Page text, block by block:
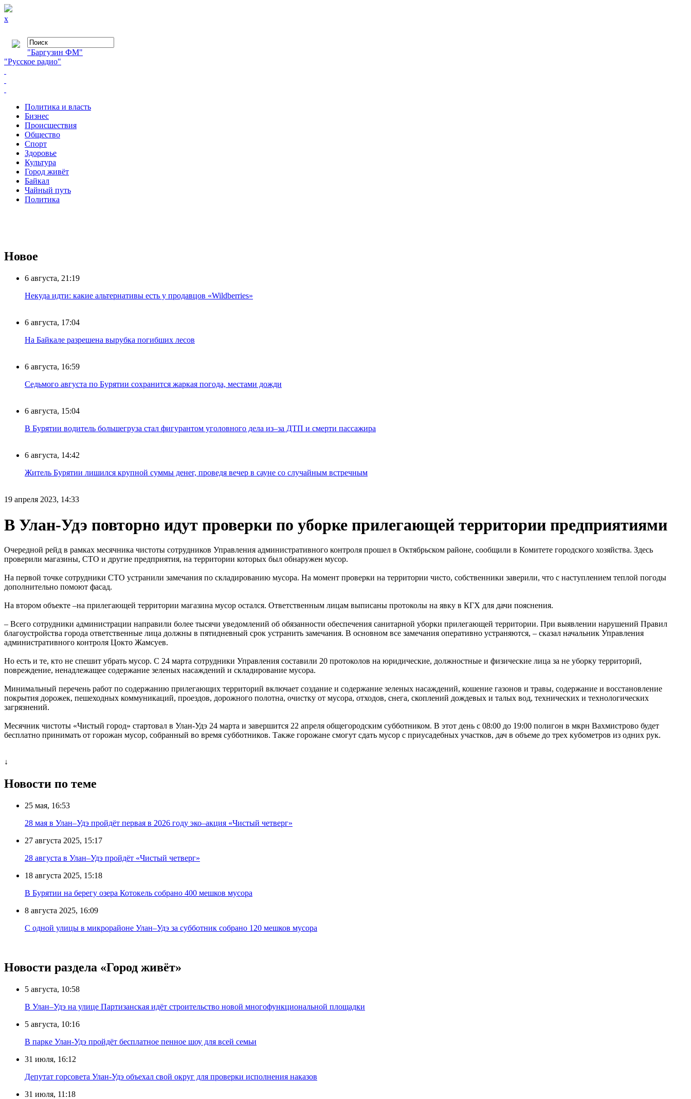
x
"Баргузин ФМ"
"Русское радио"
Политика и власть
Бизнес
Происшествия
Общество
Cпорт
Здоровье
Культура
Город живёт
Байкал
Чайный путь
Политика
Новое
6 августа, 21:19
Некуда идти: какие альтернативы есть у продавцов «Wildberries»
6 августа, 17:04
На Байкале разрешена вырубка погибших лесов
6 августа, 16:59
Седьмого августа по Бурятии сохранится жаркая погода, местами дожди
6 августа, 15:04
В Бурятии водитель большегруза стал фигурантом уголовного дела из–за ДТП и смерти пассажира
6 августа, 14:42
Житель Бурятии лишился крупной суммы денег, проведя вечер в сауне со случайным встречным
19 апреля 2023, 14:33
В Улан-Удэ повторно идут проверки по уборке прилегающей территории предприятиями
Очередной рейд в рамках месячника чистоты сотрудников Управления административного контроля прошел в Октябрьском районе, сообщили в Комитете городского хозяйства. Здесь
проверили магазины, СТО и другие предприятия, на территории которых был обнаружен мусор.
На первой точке сотрудники СТО устранили замечания по складированию мусора. На момент проверки на территории чисто, собственники заверили, что с наступлением теплой погоды
дополнительно помоют фасад.
На втором объекте –на прилегающей территории магазина мусор остался. Ответственным лицам выписаны протоколы на явку в КГХ для дачи пояснения.
– Всего сотрудники администрации направили более тысячи уведомлений об обязанности обеспечения санитарной уборки прилегающей территории. При выявлении нарушений Правил
благоустройства города ответственные лица должны в пятидневный срок устранить замечания. В основном все замечания оперативно устраняются, – сказал начальник Управления
административного контроля Цокто Жамсуев.
Но есть и те, кто не спешит убрать мусор. С 24 марта сотрудники Управления составили 20 протоколов на юридические, должностные и физические лица за не уборку территорий,
повреждение, ненадлежащее содержание зеленых насаждений и складирование мусора.
Минимальный перечень работ по содержанию прилегающих территорий включает создание и содержание зеленых насаждений, кошение газонов и травы, содержание и восстановление
покрытия дорожек, пешеходных коммуникаций, проездов, дорожного полотна, очистку от мусора, отходов, снега, скоплений дождевых и талых вод, технических и технологических
загрязнений.
Месячник чистоты «Чистый город» стартовал в Улан-Удэ 24 марта и завершится 22 апреля общегородским субботником. В этот день с 08:00 до 19:00 полигон в мкрн Вахмистрово будет
бесплатно принимать от горожан мусор, собранный во время субботников. Также горожане смогут сдать мусор с приусадебных участков, дач в объеме до трех кубометров из одних рук.
↓
Новости по теме
25 мая, 16:53
28 мая в Улан–Удэ пройдёт первая в 2026 году эко–акция «Чистый четверг»
27 августа 2025, 15:17
28 августа в Улан–Удэ пройдёт «Чистый четверг»
18 августа 2025, 15:18
В Бурятии на берегу озера Котокель собрано 400 мешков мусора
8 августа 2025, 16:09
С одной улицы в микрорайоне Улан–Удэ за субботник собрано 120 мешков мусора
Новости раздела «Город живёт»
5 августа, 10:58
В Улан–Удэ на улице Партизанская идёт строительство новой многофункциональной площадки
5 августа, 10:16
В парке Улан-Удэ пройдёт бесплатное пенное шоу для всей семьи
31 июля, 16:12
Депутат горсовета Улан-Удэ объехал свой округ для проверки исполнения наказов
31 июля, 11:18